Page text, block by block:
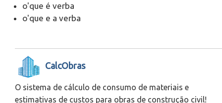
o'que é verba
o'que e a verba
CalcObras
O sistema de cálculo de consumo de materiais e
estimativas de custos para obras de construção civil!